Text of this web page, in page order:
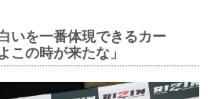
いを一番体現できるカー
この時が来たな」